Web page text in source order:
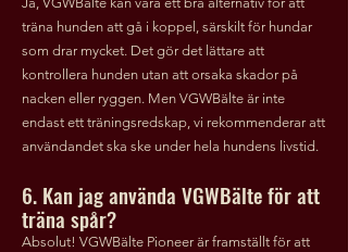
träna hunden att gå i koppel, särskilt för hundar
som drar mycket. Det gör det lättare att
kontrollera hunden utan att orsaka skador på
nacken eller ryggen. Men VGWBälte är inte
endast ett träningsredskap, vi rekommenderar att
användandet ska ske under hela hundens livstid.
6. Kan jag använda VGWBälte för att
träna spår?
Absolut! VGWBälte Pioneer är framställt för att